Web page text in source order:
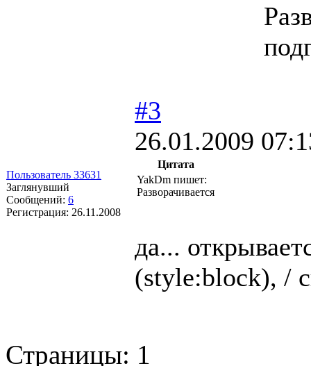
Пользователь 33631
Заглянувший
Сообщений: 6
Регистрация: 26.11.2008
#3
26.01.2009
Цитата
YakDm пишет:
Разворачивается
да...
(style:block), /
Страницы: 1